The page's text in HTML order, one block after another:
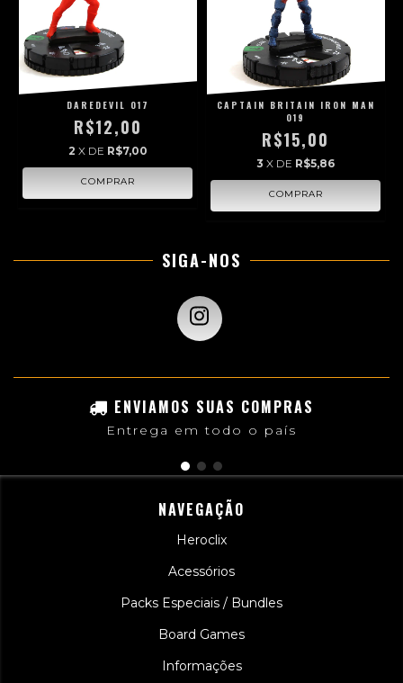
DAREDEVIL 017
R$12,00
2 X DE R$7,00
CAPTAIN BRITAIN IRON MAN
019
R$15,00
3 X DE R$5,86
SIGA-NOS
ENVIAMOS SUAS COMPRAS
Entrega em todo o país
NAVEGAÇÃO
Heroclix
Acessórios
Packs Especiais / Bundles
Board Games
Informações